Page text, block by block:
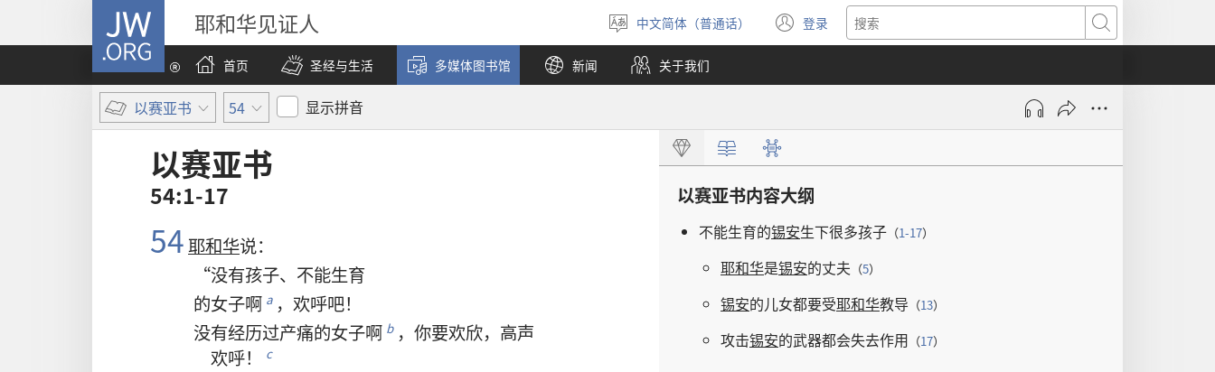
JW.ORG 耶和华见证人
选
择
语
言
中文简体（普通话） 登录
（打
开
窗
搜
索
首页
圣经与生活 多媒体图书馆 新闻 关于我们
以赛亚书 54 显示拼音
以赛亚书
54:1-17
54耶和华说：
“没有孩子、 不能生育
的女子啊 a ，欢呼吧！
没有经历过产痛的女子啊 b ，你要欢欣， 高声
欢呼！ c
以赛亚书内容大纲
不能生育的锡安生下很多孩子 （1-17）
耶和华是锡安的丈夫 （5）
锡安的儿女都要受耶和华教导 （13）
攻击锡安的武器都会失去作用 （17）